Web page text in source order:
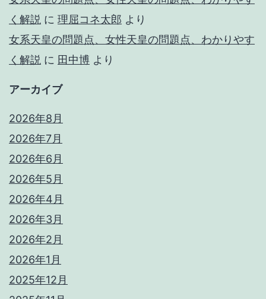
く解説 に 理屈コネ太郎 より
女系天皇の問題点、女性天皇の問題点、わかりやす
く解説 に 田中博 より
アーカイブ
2026年8月
2026年7月
2026年6月
2026年5月
2026年4月
2026年3月
2026年2月
2026年1月
2025年12月